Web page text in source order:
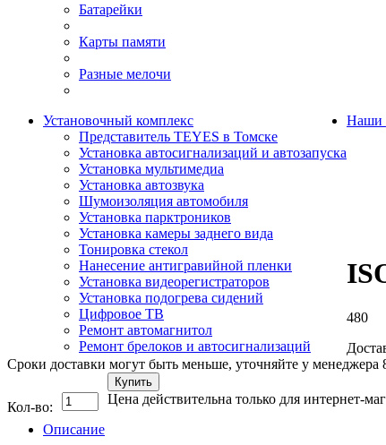
Батарейки
Карты памяти
Разные мелочи
Установочный комплекс
Представитель TEYES в Томске
Установка автосигнализаций и автозапуска
Установка мультимедиа
Установка автозвука
Шумоизоляция автомобиля
Установка парктроников
Установка камеры заднего вида
Тонировка стекол
Нанесение антигравийной пленки
Установка видеорегистраторов
Установка подогрева сидений
Цифровое ТВ
Ремонт автомагнитол
Ремонт брелоков и автосигнализаций
Наши
480
Сроки доставки могут быть меньше, уточняйте у менеджера
Кол-во:
Купить
Цена действительна только для интернет-
Описание